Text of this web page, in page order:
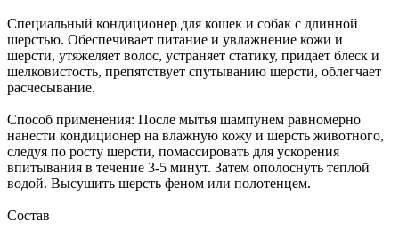
Специальный кондиционер для кошек и собак с длинной
шерстью. Обеспечивает питание и увлажнение кожи и
шерсти, утяжеляет волос, устраняет статику, придает блеск и
шелковистость, препятствует спутыванию шерсти, облегчает
расчесывание.
Способ применения: После мытья шампунем равномерно
нанести кондиционер на влажную кожу и шерсть животного,
следуя по росту шерсти, помассировать для ускорения
впитывания в течение 3-5 минут. Затем ополоснуть теплой
водой. Высушить шерсть феном или полотенцем.
Состав